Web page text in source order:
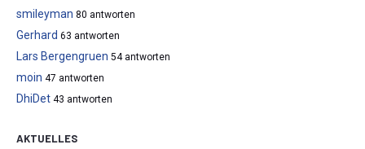
smileyman 80 antworten
Gerhard 63 antworten
Lars Bergengruen 54 antworten
moin 47 antworten
DhiDet 43 antworten
AKTUELLES